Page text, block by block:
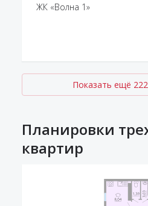
ЖК «Волна 1»
Показать ещё
Планировки
квартир